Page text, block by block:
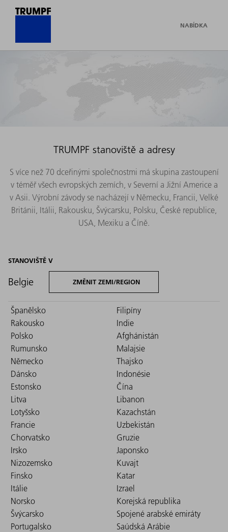
NABÍDKA
TRUMPF stanoviště a adresy
S více než 70 dceřinými společnostmi má skupina zastoupení
v téměř všech evropských zemích, v Severní a Jižní Americe a
v Asii. Výrobní závody se nacházejí v Německu, Francii, Velké
Británii, Itálii, Rakousku, Švýcarsku, Polsku, České republice,
USA, Mexiku a Číně.
STANOVIŠTĚ V
Belgie ZMĚNIT ZEMI/REGION
Španělsko
Rakousko
Polsko
Rumunsko
Německo
Dánsko
Estonsko
Litva
Lotyšsko
Francie
Chorvatsko
Irsko
Nizozemsko
Finsko
Itálie
Norsko
Švýcarsko
Portugalsko
Filipíny
Indie
Afghánistán
Malajsie
Thajsko
Indonésie
Čína
Libanon
Kazachstán
Uzbekistán
Gruzie
Japonsko
Kuvajt
Katar
Izrael
Korejská republika
Spojené arabské emiráty
Saúdská Arábie